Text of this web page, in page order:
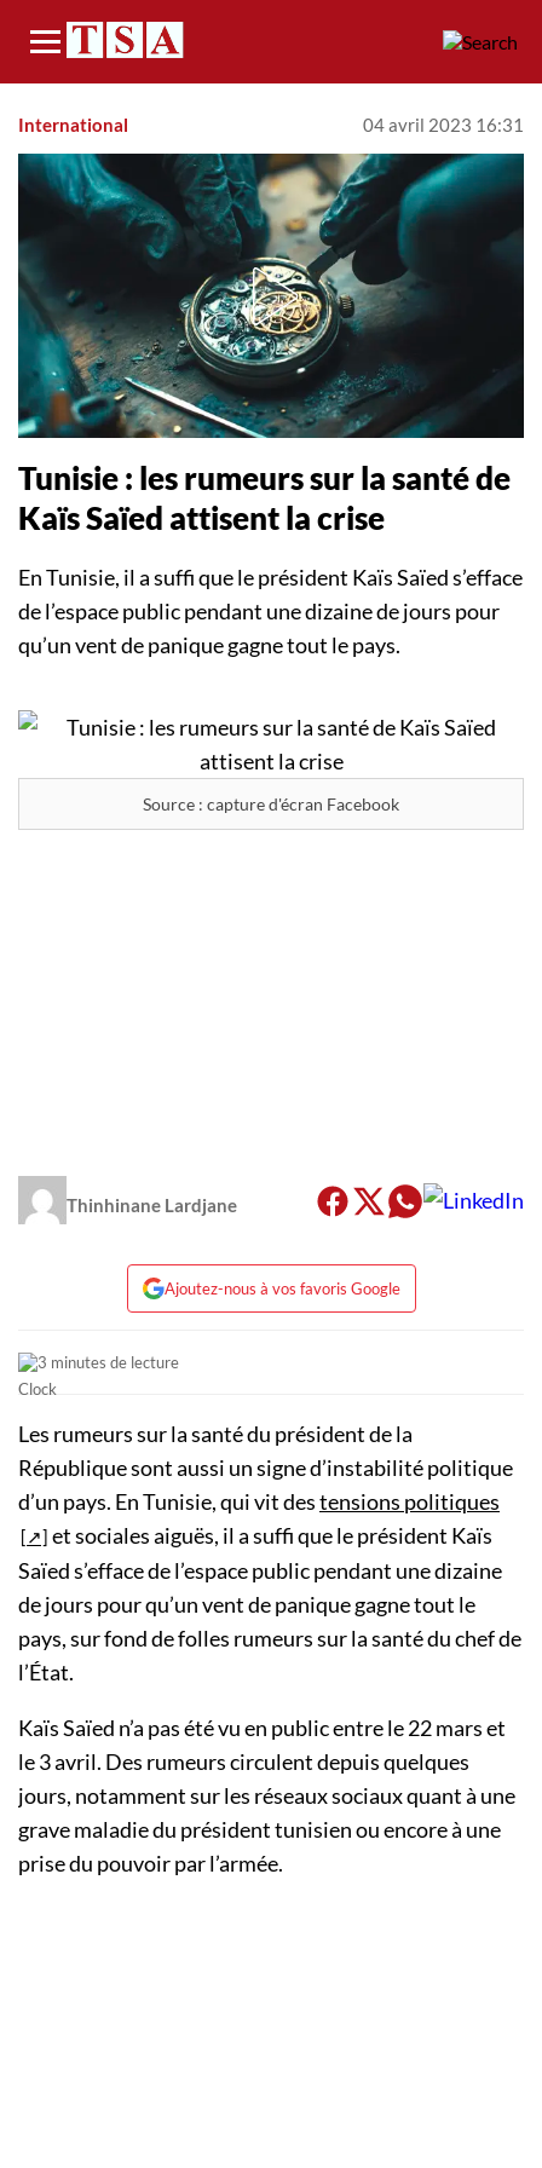
Menu
International 04 avril 2023 16:31
Tunisie : les rumeurs sur la santé de
Kaïs Saïed attisent la crise
En Tunisie, il a suffi que le président Kaïs Saïed s’efface
de l’espace public pendant une dizaine de jours pour
qu’un vent de panique gagne tout le pays.
Source : capture d'écran Facebook
Thinhinane Lardjane
Ajoutez-nous à vos favoris Google
3 minutes de lecture
Les rumeurs sur la santé du président de la
République sont aussi un signe d’instabilité politique
d’un pays. En Tunisie, qui vit destensions politiques
et sociales aiguës, il a suffi que le président Kaïs
Saïed s’efface de l’espace public pendant une dizaine
de jours pour qu’un vent de panique gagne tout le
pays, sur fond de folles rumeurs sur la santé du chef de
l’État.
Kaïs Saïed n’a pas été vu en public entre le 22 mars et
le 3 avril. Des rumeurs circulent depuis quelques
jours, notamment sur les réseaux sociaux quant à une
grave maladie du président tunisien ou encore à une
prise du pouvoir par l’armée.